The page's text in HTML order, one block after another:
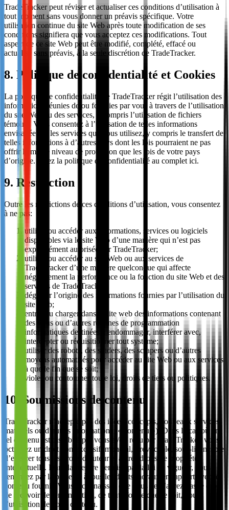
TradeTracker peut réviser et actualiser ces conditions d’utilisation à
tout moment sans vous donner un préavis spécifique. Votre
utilisation continue du site Web après toute modification de ses
conditions signifiera que vous acceptez ces modifications. Tout
aspect de ce site Web peut être modifié, complété, effacé ou
actualisé sans préavis, à la seule discrétion de TradeTracker.
8. Politique de confidentialité et Cookies
La politique de confidentialité de TradeTracker régit l’utilisation des
informations réunies de ou fournies par vous à travers de l’utilisation
du site Web ou des services, y compris l’utilisation de fichiers
témoins. Vous consentez à l’utilisation de telles informations
envisagée par les services que vous utilisez, y compris le transfert de
telles informations à d’autres pays dont les lois pourraient ne pas
offrir le même niveau de protection que les lois de votre pays
d’origine. Lisez la politique de confidentialité au complet ici.
9. Restriction
Outre les restrictions de ces conditions d’utilisation, vous consentez
à ne pas:
utiliser ou accéder aux informations, services ou logiciels
disponibles via le site Web d’une manière qui n’est pas
expressément autorisée par TradeTracker;
utiliser ou accéder au site Web ou aux services de
TradeTracker d’une manière quelconque qui affecte
négativement la performance ou la fonction du site Web et des
services de TradeTracker;
déguiser l’origine des informations fournies par l’utilisation du
site Web;
entrer ou charger dans le site web des informations contenant
des virus ou d’autres routines de programmation
informatiques destinées à endommager, interférer avec,
intercepter ou réquisitionner tout système;
utiliser des robots, des spiders, des scrapers ou d’autres
moyens automatisés pour accéder au site Web ou aux services
à quelle fin que se soit;
violer ou contourner toute loi, droits de tiers ou politiques.
10. Soumissions de contenu
TradeTracker n’accepte pas des idées, concepts, nouveaux services,
matériels ou d’autres informations (« contenu »). Dans le cas où un
tel contenu est distribué par vous et/ou reçu par TradeTracker, vous
octroyez un droit non-exclusif, mondial, irrévocable, sous-licençable
d’exercer tous les droits d’auteur et autres droits de propriété
intellectuelle. Dans la mesure permise par la loi en vigueur, vous
renoncez par la présente à tous les droits moraux en rapport avec le
contenu fournit. Vous reconnaissez que vous ne n’aurez pas le droit
de recevoir de rémunération, de toute forme que se soit, pour
l’utilisation de votre contenu.